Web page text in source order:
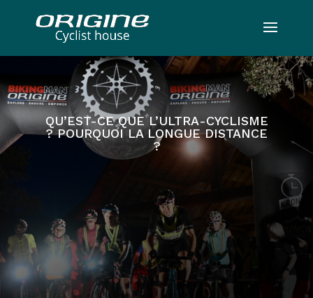
QU’EST-CE QUE L’ULTRA-CYCLISME
? POURQUOI LA LONGUE DISTANCE
?